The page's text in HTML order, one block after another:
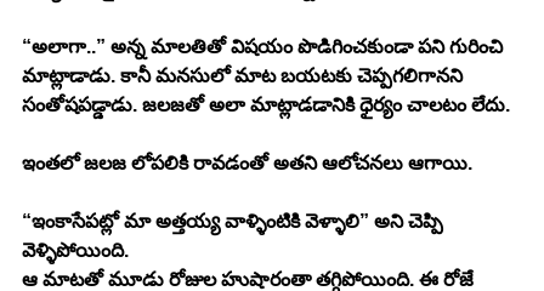
“అలాగా..” అన్న మాలతితో విషయం పొడిగించకుండా పని గురించి
మాట్లాడాడు. కానీ మనసులో మాట బయటకు చెప్పగలిగానని
సంతోషపడ్డాడు. జలజతో అలా మాట్లాడడానికి ధైర్యం చాలటం లేదు.
ఇంతలో జలజ లోపలికి రావడంతో అతని ఆలోచనలు ఆగాయి.
“ఇంకాసేపట్లో మా అత్తయ్య వాళ్ళింటికి వెళ్ళాలి” అని చెప్పి
వెళ్ళిపోయింది.
ఆ మాటతో మూడు రోజుల హుషారంతా తగ్గిపోయింది. ఈ రోజే